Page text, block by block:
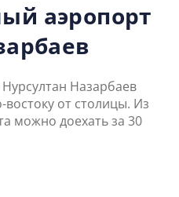
аэропорт
Назарбаев
от столицы. Из
можно доехать за 30